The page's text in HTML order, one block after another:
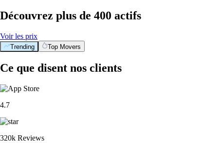
Découvrez plus de 400 actifs
Voir les prix
Trending Top Movers
Ce que disent nos clients
4.7
320k Reviews